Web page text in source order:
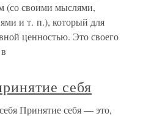
(со своими мыслями,
и т. п.), который для
ценностью. Это своего
себя
Принятие себя — это,